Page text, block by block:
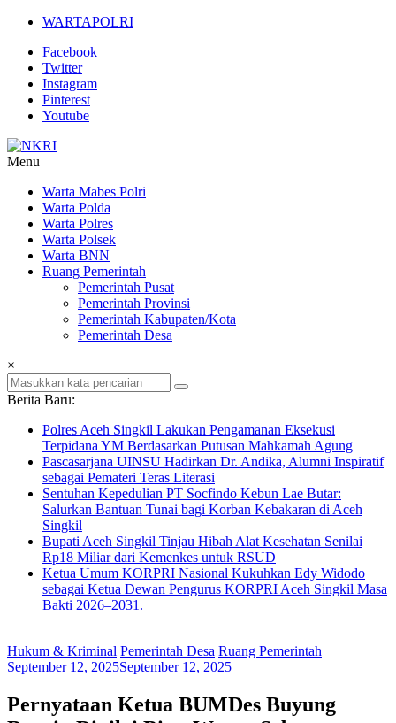
Lompat
konten
WARTAPOLRI
Facebook
Twitter
Instagram
Pinterest
Youtube
Jurnalisme
Positif
Menu
Warta Mabes Polri
Warta Polda
Warta Polres
Warta Polsek
Warta BNN
Ruang Pemerintah
Pemerintah Pusat
Pemerintah Provinsi
Pemerintah Kabupaten/Kota
Pemerintah Desa
×
Berita Baru:
Polres Aceh Singkil Lakukan Pengamanan Eksekusi
Terpidana YM Berdasarkan Putusan Mahkamah Agung
Pascasarjana UINSU Hadirkan Dr. Andika, Alumni Inspiratif
sebagai Pemateri Teras Literasi
Sentuhan Kepedulian PT Socfindo Kebun Lae Butar:
Salurkan Bantuan Tunai bagi Korban Kebakaran di Aceh
Singkil
Bupati Aceh Singkil Tinjau Hibah Alat Kesehatan Senilai
Rp18 Miliar dari Kemenkes untuk RSUD
Ketua Umum KORPRI Nasional Kukuhkan Edy Widodo
sebagai Ketua Dewan Pengurus KORPRI Aceh Singkil Masa
Bakti 2026–2031.
Hukum & Kriminal Pemerintah Desa Ruang Pemerintah
September 12, 2025September 12, 2025
Pernyataan Ketua BUMDes Buyung